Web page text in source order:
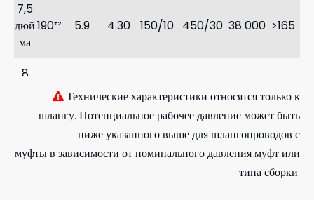
7,5
дюй
ма
190⁺² 5.9 4.30 150/10 450/30 38 000 >165
8
5⁺²
000
 Технические характеристики относятся только к
шлангу. Потенциальное рабочее давление может быть
ниже указанного выше для шлангопроводов с
муфты в зависимости от номинального давления муфт или
типа сборки.